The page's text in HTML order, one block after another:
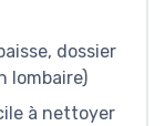
dossier
lombaire)
à nettoyer